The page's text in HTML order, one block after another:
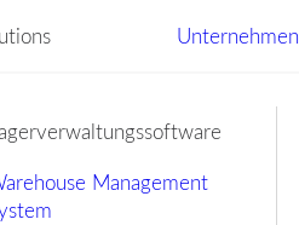
Unternehmen
Management